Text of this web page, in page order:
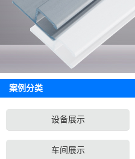
案例分类
设备展示
车间展示